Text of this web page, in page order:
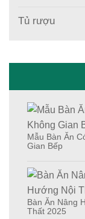
Tủ rượu
Mẫu Bàn Ăn
Gian Bếp
Bàn Ăn Nâng
Thất 2025